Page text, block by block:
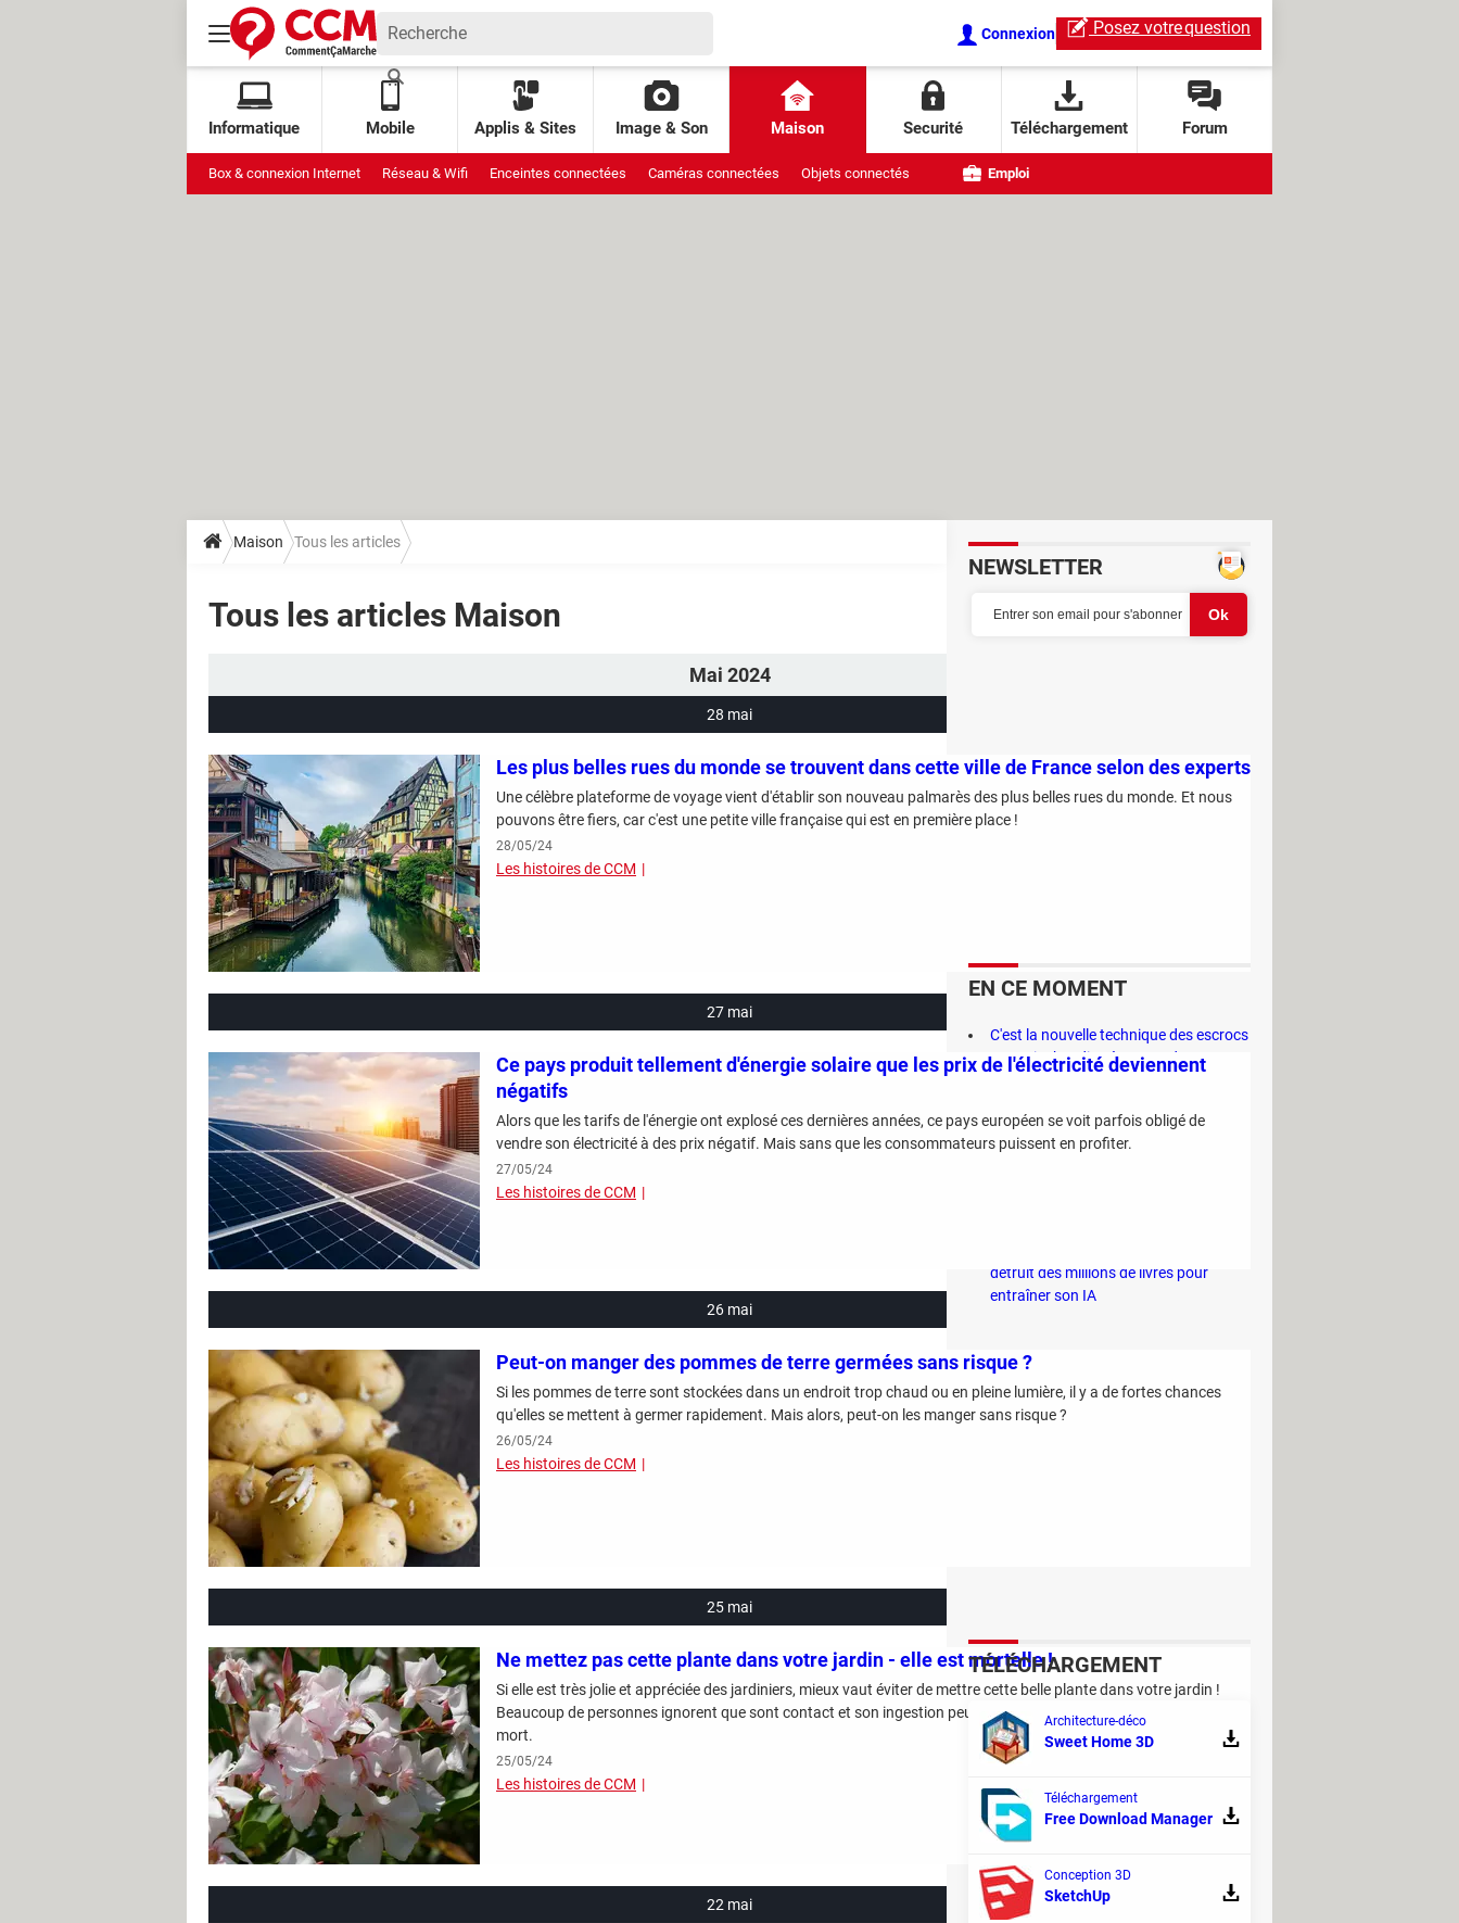
Connexion Posez votrequestion
Informatique Mobile Applis & Sites Image & Son Maison Securité Téléchargement Forum
Box & connexion Internet Réseau & Wifi Enceintes connectées Caméras connectées Objets connectés Emploi
Maison Tous les articles
Tous les articles Maison
Mai 2024
28 mai
Les plus belles rues du monde se trouvent dans cette ville de France selon des experts
Une célèbre plateforme de voyage vient d'établir son nouveau palmarès des plus belles rues du monde. Et nous
pouvons être fiers, car c'est une petite ville française qui est en première place !
28/05/24
Les histoires de CCM
27 mai
Ce pays produit tellement d'énergie solaire que les prix de l'électricité deviennent
négatifs
Alors que les tarifs de l'énergie ont explosé ces dernières années, ce pays européen se voit parfois obligé de
vendre son électricité à des prix négatif. Mais sans que les consommateurs puissent en profiter.
27/05/24
Les histoires de CCM
26 mai
Peut-on manger des pommes de terre germées sans risque ?
Si les pommes de terre sont stockées dans un endroit trop chaud ou en pleine lumière, il y a de fortes chances
qu'elles se mettent à germer rapidement. Mais alors, peut-on les manger sans risque ?
26/05/24
Les histoires de CCM
25 mai
Ne mettez pas cette plante dans votre jardin - elle est mortelle !
Si elle est très jolie et appréciée des jardiniers, mieux vaut éviter de mettre cette belle plante dans votre jardin !
Beaucoup de personnes ignorent que sont contact et son ingestion peuvent entraîner des irritations, voire la
mort.
25/05/24
Les histoires de CCM
22 mai
NEWSLETTER
EN CE MOMENT
C'est la nouvelle technique des escrocs
pour piocher discrètement dans votre
Ce sont les trucs des primeurs pour
être certain de choisir le meilleur melon
détruit des millions de livres pour
entraîner son IA
TÉLÉCHARGEMENT
Architecture-déco
Sweet Home 3D
Téléchargement
Free Download Manager
Conception 3D
SketchUp